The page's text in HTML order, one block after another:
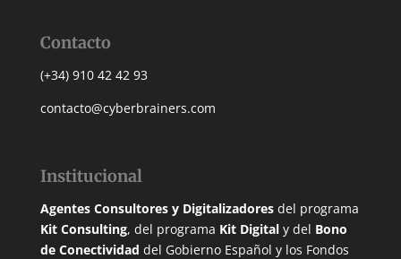
Contacto
(+34) 910 42 42 93
contacto@cyberbrainers.com
Institucional
Agentes Consultores y Digitalizadoresdel programa
Kit Consulting, del programa Kit Digitaly del Bono
de Conectividad del Gobierno Español y los Fondos